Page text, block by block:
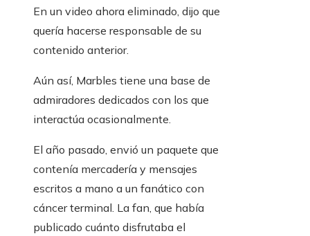
En un video ahora eliminado, dijo que
quería hacerse responsable de su
contenido anterior.
Aún así, Marbles tiene una base de
admiradores dedicados con los que
interactúa ocasionalmente.
El año pasado, envió un paquete que
contenía mercadería y mensajes
escritos a mano a un fanático con
cáncer terminal. La fan, que había
publicado cuánto disfrutaba el